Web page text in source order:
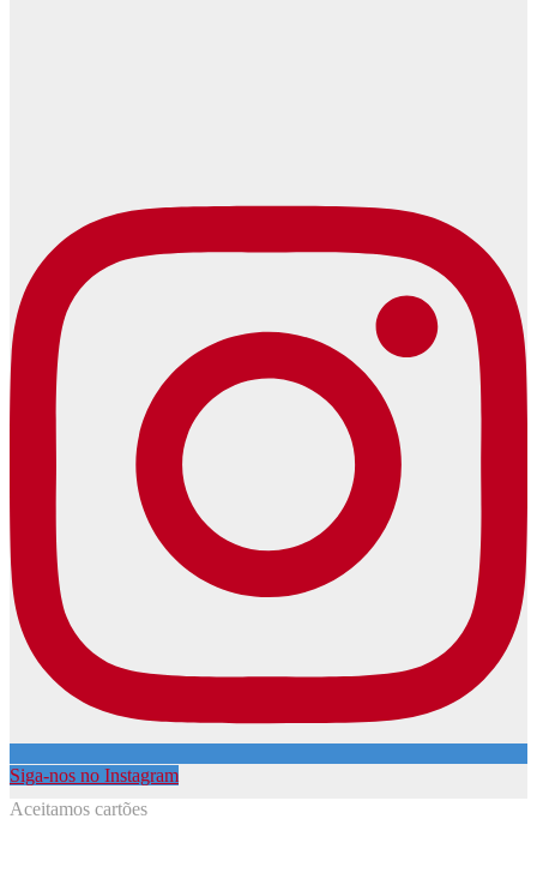
Siga-nos no Instagram
Aceitamos cartões